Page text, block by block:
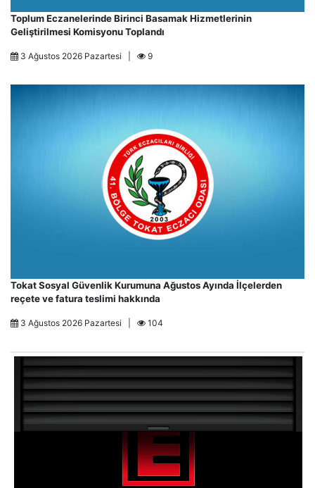
Toplum Eczanelerinde Birinci Basamak Hizmetlerinin
Geliştirilmesi Komisyonu Toplandı
3 Ağustos 2026 Pazartesi | 9
Tokat Sosyal Güvenlik Kurumuna Ağustos Ayında İlçelerden
reçete ve fatura teslimi hakkında
3 Ağustos 2026 Pazartesi | 104